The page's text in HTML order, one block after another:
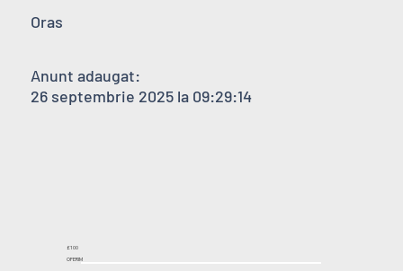
Oras
Anunt adaugat:
26 septembrie 2025 la 09:29:14
OFERIM
£100